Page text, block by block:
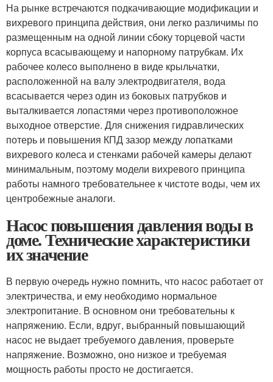
На рынке встречаются подкачивающие модификации и
вихревого принципа действия, они легко различимы по
размещенным на одной линии сбоку торцевой части
корпуса всасывающему и напорному патрубкам. Их
рабочее колесо выполнено в виде крыльчатки,
расположенной на валу электродвигателя, вода
всасывается через один из боковых патрубков и
выталкивается лопастями через противоположное
выходное отверстие. Для снижения гидравлических
потерь и повышения КПД зазор между лопатками
вихревого колеса и стенками рабочей камеры делают
минимальным, поэтому модели вихревого принципа
работы намного требовательнее к чистоте воды, чем их
центробежные аналоги.
Насос повышения давления воды в
доме. Технические характеристики
их значение
В первую очередь нужно помнить, что насос работает от
электричества, и ему необходимо нормальное
электропитание. В основном они требовательны к
напряжению. Если, вдруг, выбранный повышающий
насос не выдает требуемого давления, проверьте
напряжение. Возможно, оно низкое и требуемая
мощность работы просто не достигается.